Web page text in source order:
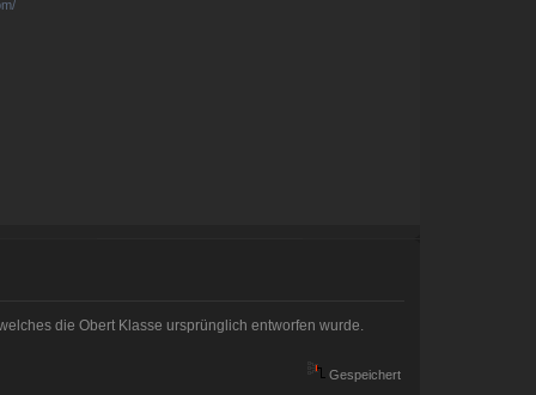
die Obert Klasse ursprünglich entworfen wurde.
Gespeichert